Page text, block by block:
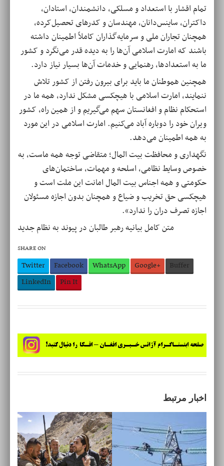
تمام اقشار با استعداد و مسلکی، دانشمندان، استادان،
داکتران، ساینس‌دانان، مهندسان و کدرهای تحصیل‌کرده،
همچنان تجاران ملی و سرمایه‌گذاران کاملاً اطمینان داشته
باشند که امارت اسلامی آن‌ها را به دیده قدر می‌نگرد و کشور
ما به استعدادها، رهنمایی و خدمات آن‌ها بسیار نیاز دارد.
همچنین هموطنان ما باید برای بیرون رفتن از کشور تلاش
ننمایند، امارت اسلامی با هیچکسی مشکل ندارد، همه ما در
استحکام نظام و افغانستان سهم می‌گیریم و از همین راه، کشور
ویران خود را دوباره آباد می‌کنیم. امارت اسلامی در این مورد
به همه اطمینان می‌دهد.
نگهداری و محافظت بیت المال؛ متقاضی توجه همه ماست، به
خصوص وسایط نظامی، اسلحه و مهمات، ساختمان‌های
حکومتی و همه اجناس بیت المال امانت این ملت است و
هیچکسی حق تخریب و ضیاع و همچنان بدون اجازه مسئولان
اجازه‌ تصرف دران را ندارد».
متن کامل بیانیه رهبر طالبان در پیوند به نظام جدید
SHARE ON
Twitter Facebook WhatsApp Google+
Buffer
LinkedIn
Pin It
اخبار مرتبط